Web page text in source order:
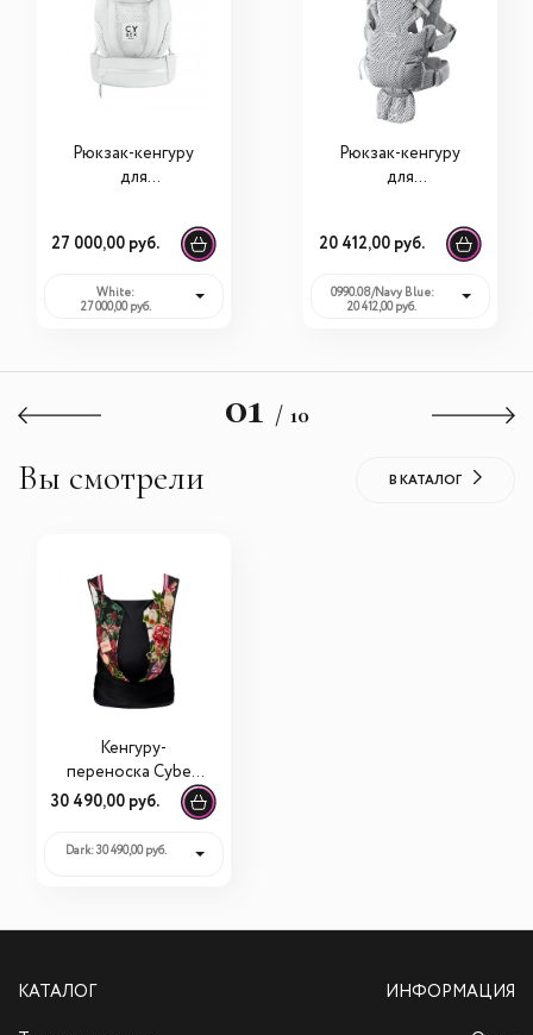
Рюкзак-кенгуру
для
Cybex Coya Carrier
27 000,00 руб.
White:
27 000,00 руб.
Рюкзак-кенгуру
для
BabyBjorn Move
Mesh
20 412,00 руб.
0990.08/Navy Blue:
20 412,00 руб.
01 / 10
Вы смотрели В КАТАЛОГ
Кенгуру-
переноска Cybex
YEMA FE Spring
30 490,00 руб.
Dark: 30 490,00 руб.
КАТАЛОГ ИНФОРМАЦИЯ